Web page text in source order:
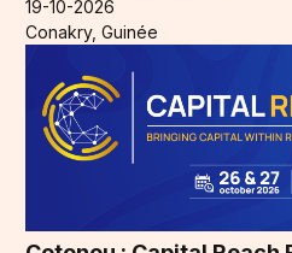
19-10-2026
Conakry, Guinée